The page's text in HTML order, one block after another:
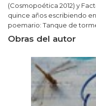
(Cosmopoética 2012) y
quince años escribiendo
poemario: Tanque de
Obras del autor